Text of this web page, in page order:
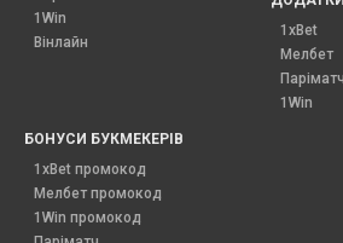
1Win
Вінлайн
1xBet
Мелбет
Паріматч
1Win
БОНУСИ БУКМЕКЕРІВ
1xBet промокод
Мелбет промокод
1Win промокод